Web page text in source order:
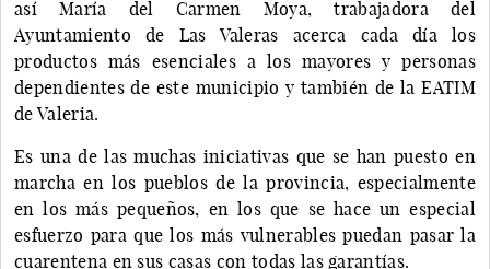
así María del Carmen Moya, trabajadora del
Ayuntamiento de Las Valeras acerca cada día los
productos más esenciales a los mayores y personas
dependientes de este municipio y también de la EATIM
de Valeria.
Es una de las muchas iniciativas que se han puesto en
marcha en los pueblos de la provincia, especialmente
en los más pequeños, en los que se hace un especial
esfuerzo para que los más vulnerables puedan pasar la
cuarentena en sus casas con todas las garantías.